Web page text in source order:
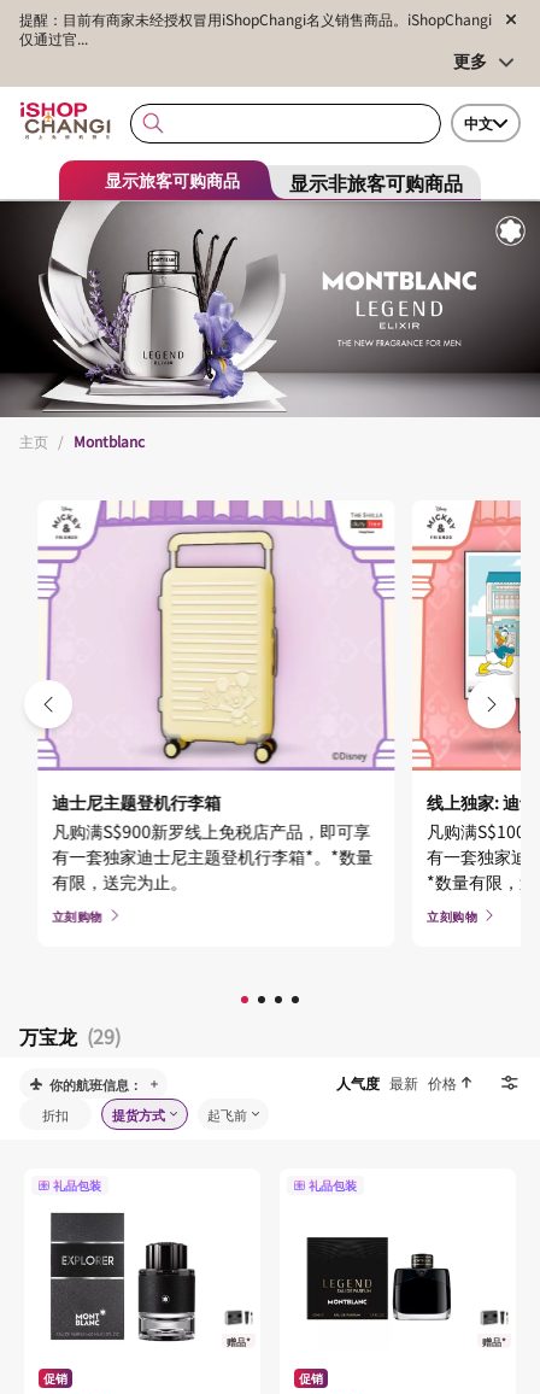
提醒：目前有商家未经授权冒用iShopChangi名义销售商品。iShopChangi
仅通过官...
更多
中文
显示旅客可购商品 显示非旅客可购商品
主页 / Montblanc
迪士尼主题登机行李箱
凡购满S$900新罗线上免税店产品，即可享
有一套独家迪士尼主题登机行李箱*。*数量
有限，送完为止。
立刻购物
线上独家: 迪
凡购满S$100
有一套独家迪
*数量有限，
立刻购物
万宝龙 (29)
你的航班信息： 人气度 最新 价格
折扣 提货方式 起飞前
礼品包装
赠品*
促销
礼品包装
赠品*
促销